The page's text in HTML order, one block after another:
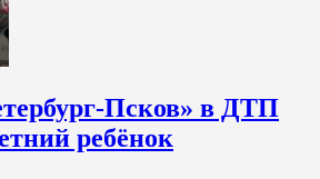
Псков» в ДТП
ребёнок